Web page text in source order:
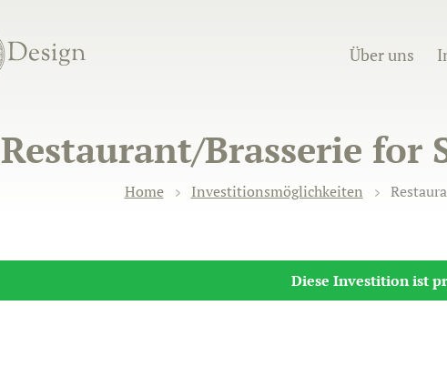
Über uns
Restaurant/Brasserie for
Home Investitionsmöglichkeiten
Diese Investition ist